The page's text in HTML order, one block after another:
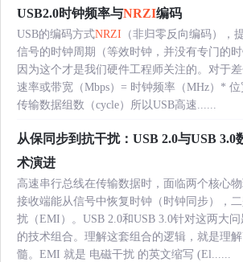
USB2.0时钟频率与NRZI编码
USB的编码方式NRZI （非归零反向编码），
信号的时钟周期（等效时钟，并没有专门的时
因为这个才是我们硬件工程师关注的。对于
速率或带宽（Mbps）= 时钟频率（MHz）*
传输数据组数（cycle）所以USB高速......
从保同步到抗干扰：USB 2.0与USB 3.0
术演进
高速串行总线在传输数据时，面临两个核心
接收端能从信号中恢复时钟（时钟同步），
扰（EMI）。USB 2.0和USB 3.0针对这两大
的技术组合。理解这套组合的逻辑，就是理
髓。EMI 就是 电磁干扰 的英文缩写 (El......